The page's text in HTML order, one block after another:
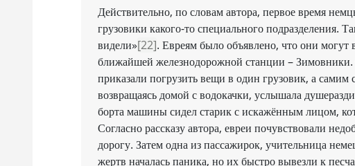
Действительно, по словам автора, первое время
грузовики какого-то специального
видели»[22]. Евреям было объявлено, что они могут
ближайшей железнодорожной станции –
приказали погрузить вещи в один грузовик, а самим
возвращаясь домой с водокачки, услышала
борта машины сидел старик с искажённым лицом,
Согласно рассказу автора, евреи почувствовали
дорогу. Затем одна из пассажирок, учительница
жертв началась паника, но их быстро вывезли к